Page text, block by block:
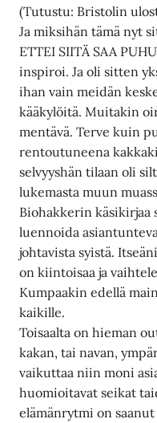
(Tutustu: Bristolin
Ja miksihän tämä nyt
ETTEI SIITÄ SAA
inspiroi. Ja oli sitten
ihan vain meidän
kääkylöitä. Muitakin
mentävä. Terve kuin
rentoutuneena
selvyyshän tilaan oli
lukemasta muun
Biohakkerin käsikirjaa
luennoida
johtavista syistä.
on kiintoisaa ja
Kumpaakin edellä
kaikille.
Toisaalta on hieman
kakan, tai navan,
vaikuttaa niin moni
huomioitavat seikat
elämänrytmi on